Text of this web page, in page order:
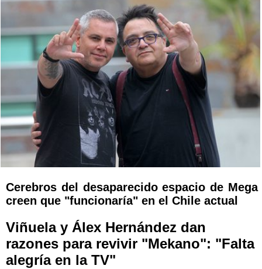
Cerebros del desaparecido espacio de Mega
creen que "funcionaría" en el Chile actual
Viñuela y Álex Hernández dan
razones para revivir "Mekano": "Falta
alegría en la TV"